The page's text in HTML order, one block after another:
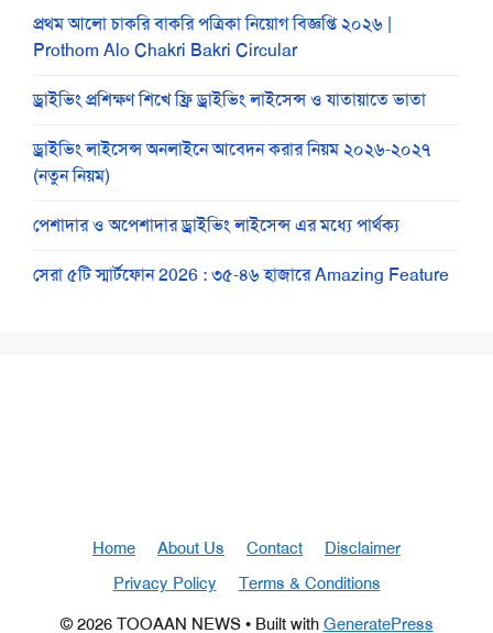
প্রথম আলো চাকরি বাকরি পত্রিকা নিয়োগ বিজ্ঞপ্তি ২০২৬ |
Prothom Alo Chakri Bakri Circular
ড্রাইভিং প্রশিক্ষণ শিখে ফ্রি ড্রাইভিং লাইসেন্স ও যাতায়াতে ভাতা
ড্রাইভিং লাইসেন্স অনলাইনে আবেদন করার নিয়ম ২০২৬-২০২৭
(নতুন নিয়ম)
পেশাদার ও অপেশাদার ড্রাইভিং লাইসেন্স এর মধ্যে পার্থক্য
সেরা ৫টি স্মার্টফোন 2026 : ৩৫-৪৬ হাজারে Amazing Feature
Home About Us Contact
Disclaimer
Privacy Policy
Terms & Conditions
© 2026 TOOAAN NEWS• Built with GeneratePress